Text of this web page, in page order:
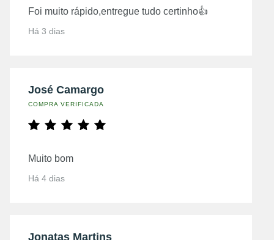
Foi muito rápido,entregue tudo certinho👍
Há 3 dias
José Camargo
COMPRA VERIFICADA
Muito bom
Há 4 dias
Jonatas Martins